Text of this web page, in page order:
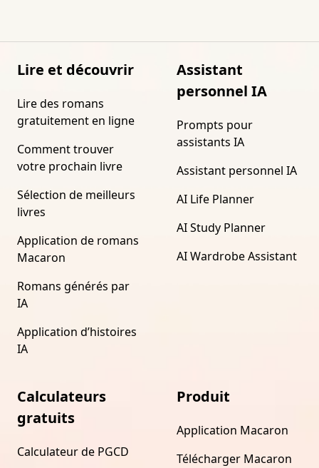
Lire et découvrir
Lire des romans
gratuitement en ligne
Comment trouver
votre prochain livre
Sélection de meilleurs
livres
Application de romans
Macaron
Romans générés par
IA
Application d’histoires
IA
Assistant
personnel IA
Prompts pour
assistants IA
Assistant personnel IA
AI Life Planner
AI Study Planner
AI Wardrobe Assistant
Calculateurs
gratuits
Calculateur de PGCD
Produit
Application Macaron
Télécharger Macaron